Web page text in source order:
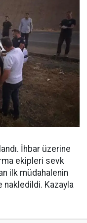
İhbar üzerine
ekipleri sevk
ilk müdahalenin
nakledildi. Kazayla